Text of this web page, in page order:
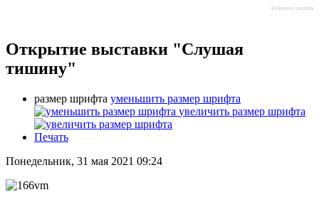
Extension Joomla
Открытие выставки "Слушая
тишину"
размер шрифта уменьшить размер шрифта
увеличить размер шрифта
Печать
Понедельник, 31 мая 2021 09:24